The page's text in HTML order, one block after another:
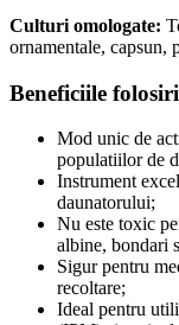
Culturi omologate:
ornamentale, capsun,
Beneficiile
Mod unic de
populatiilor de
Instrument
daunatorului;
Nu este toxic
albine, bondari
Sigur pentru
recoltare;
Ideal pentru